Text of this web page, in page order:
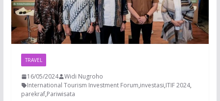
TRAVEL
16/05/2024
Widi Nugroho
International Tourism Investment Forum,investasi,ITIF 2024,
parekraf,Pariwisata